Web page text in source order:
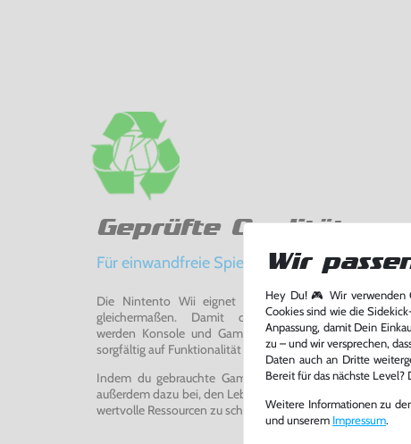
Geprüfte Qualität
Für einwandfreie Spielerlebnisse
Die Nintento Wii eignet sich perfekt für Retro-
gleichermaßen. Damit du ein einwandfreies
werden Konsole und Game in unserer Reparatur-
sorgfältig auf Funktionalität getestet, gereinigt und bei
Indem du gebrauchte Games und Konsolen bei uns
außerdem dazu bei, den Lebenszyklus von Konsolen und
wertvolle Ressourcen zu schonen und Abfall zu vermeiden.
Wir
Hey Du! 🎮 Wir verwenden
Cookies sind wie die
Anpassung, damit Dein
zu – und wir versprechen,
Daten auch an Dritte
Bereit für das nächste Level?
Weitere Informationen zu
und unserem Impressum.